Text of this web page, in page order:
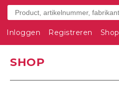
Inloggen Registreren Shop
SHOP